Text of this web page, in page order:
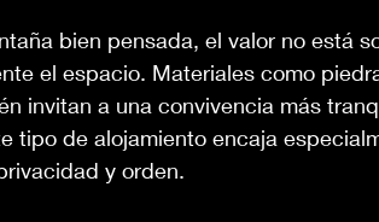
bien pensada, el valor no está
el espacio. Materiales como
invitan a una convivencia más
tipo de alojamiento encaja
y orden.